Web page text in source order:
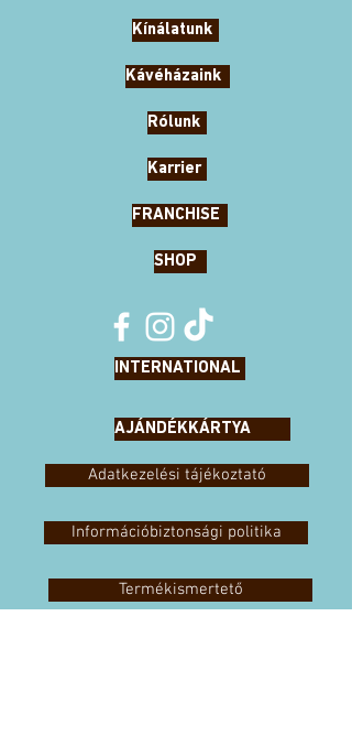
Kínálatunk
Kávéházaink
Rólunk
Karrier
FRANCHISE
SHOP
INTERNATIONAL
AJÁNDÉKKÁRTYA
Adatkezelési tájékoztató
Információbiztonsági politika
Termékismertető